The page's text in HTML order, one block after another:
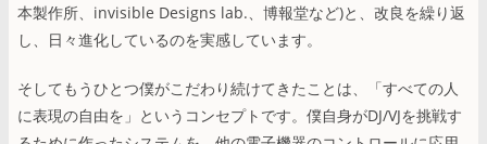
本製作所、invisible Designs lab.、博報堂など)と、改良を繰り返
し、日々進化しているのを実感しています。
そしてもうひとつ僕がこだわり続けてきたことは、「すべての人
に表現の自由を」というコンセプトです。僕自身がDJ/VJを挑戦す